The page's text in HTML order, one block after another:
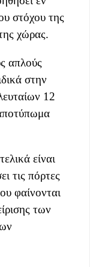
στόχου της
χώρας.
απλούς
στην
12
είναι
τις πόρτες
φαίνονται
των